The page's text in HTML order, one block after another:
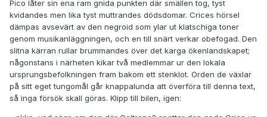
Pico låter sin ena ram gnida punkten där smällen tog, tyst
kvidandes men lika tyst muttrandes dödsdomar. Crices hörsel
dämpas avsevärt av den negroid som ylar ut klatschiga toner
genom musikanläggningen, och en till snärt verkar obefogad. Den
slitna kärran rullar brummandes över det karga ökenlandskapet;
någonstans i närheten kikar två medlemmar ur den lokala
ursprungsbefolkningen fram bakom ett stenklot. Orden de växlar
på sitt eget tungomål går knappalunda att överföra till denna text,
så inga försök skall göras. Klipp till bilen, igen: